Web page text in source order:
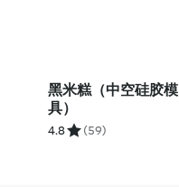
黑米糕（中空硅胶模
具）
4.8 (59)